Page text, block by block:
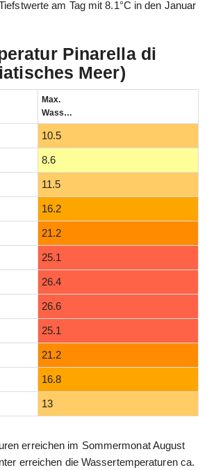
am Tag mit 8.1°C in den Januar
Pinarella di
Meer)
Max.
Wassertemperatur (°C)
10.5
8.6
11.5
16.2
21.2
25.1
26.4
26.6
25.1
21.2
16.8
13
erreichen im Sommermonat August
erreichen die Wassertemperaturen ca.